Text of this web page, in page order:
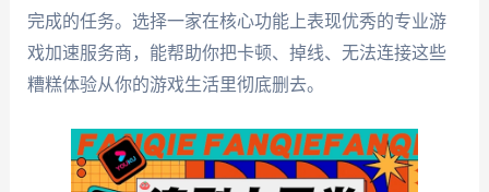
完成的任务。选择一家在核心功能上表现优秀的专业游
戏加速服务商，能帮助你把卡顿、掉线、无法连接这些
糟糕体验从你的游戏生活里彻底删去。